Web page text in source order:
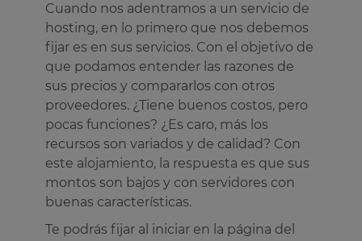
Cuando nos adentramos a un servicio de
hosting, en lo primero que nos debemos
fijar es en sus servicios. Con el objetivo de
que podamos entender las razones de
sus precios y compararlos con otros
proveedores. ¿Tiene buenos costos, pero
pocas funciones? ¿Es caro, más los
recursos son variados y de calidad? Con
este alojamiento, la respuesta es que sus
montos son bajos y con servidores con
buenas características.
Te podrás fijar al iniciar en la página del